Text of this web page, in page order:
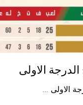
الدرجة الاولى
الاولى ...